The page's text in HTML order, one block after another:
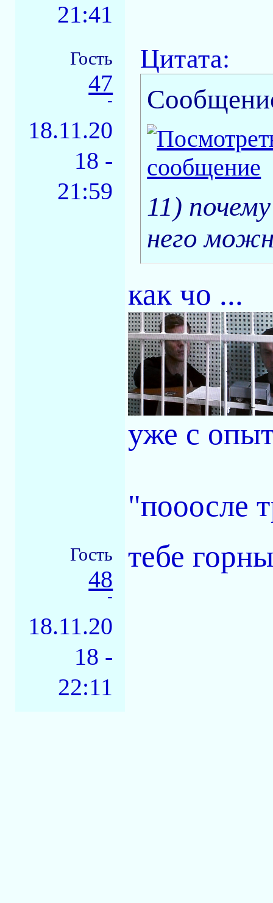
21:41
Гость
47
-
18.11.20
18 -
21:59
Цитата:
11)
него
как чо ...
уже с
"пооосле
Гость
48
-
18.11.20
18 -
22:11
тебе